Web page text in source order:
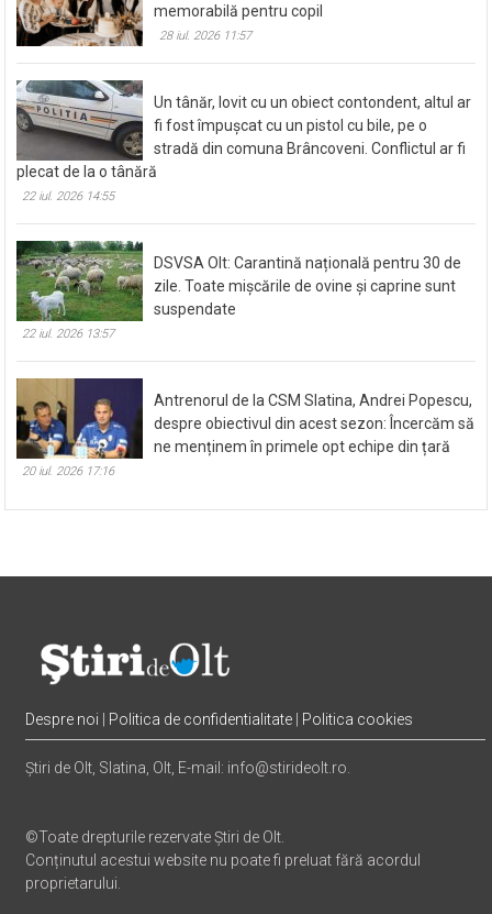
memorabilă pentru copil
28 iul. 2026 11:57
Un tânăr, lovit cu un obiect contondent, altul ar
fi fost împușcat cu un pistol cu bile, pe o
stradă din comuna Brâncoveni. Conflictul ar fi
plecat de la o tânără
22 iul. 2026 14:55
DSVSA Olt: Carantină națională pentru 30 de
zile. Toate mișcările de ovine și caprine sunt
suspendate
22 iul. 2026 13:57
Antrenorul de la CSM Slatina, Andrei Popescu,
despre obiectivul din acest sezon: Încercăm să
ne menținem în primele opt echipe din țară
20 iul. 2026 17:16
Despre noi Politica de confidentialitate Politica cookies
Știri de Olt, Slatina, Olt, E-mail: info@stirideolt.ro.
©Toate drepturile rezervate Știri de Olt.
Conținutul acestui website nu poate fi preluat fără acordul
proprietarului.